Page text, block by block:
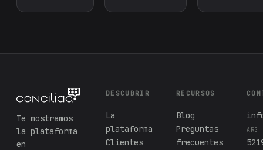
Te mostramos
la plataforma
en
DESCUBRIR
La
plataforma
Clientes
RECURSOS
Blog
Preguntas
frecuentes
ARG